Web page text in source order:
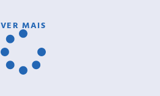
VER MAIS